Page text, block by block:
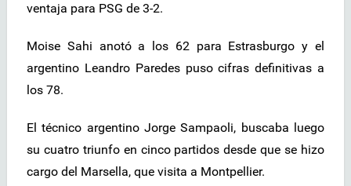
ventaja para PSG de 3-2.
Moise Sahi anotó a los 62 para Estrasburgo y el
argentino Leandro Paredes puso cifras definitivas a
los 78.
El técnico argentino Jorge Sampaoli, buscaba luego
su cuatro triunfo en cinco partidos desde que se hizo
cargo del Marsella, que visita a Montpellier.